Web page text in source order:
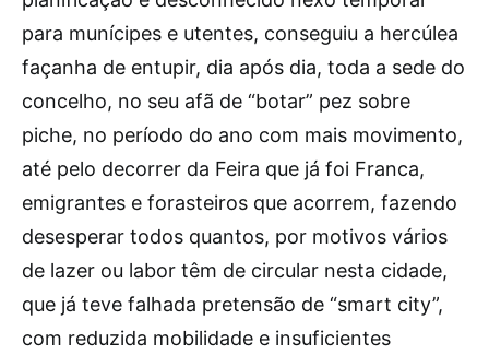
para munícipes e utentes, conseguiu a hercúlea
façanha de entupir, dia após dia, toda a sede do
concelho, no seu afã de “botar” pez sobre
piche, no período do ano com mais movimento,
até pelo decorrer da Feira que já foi Franca,
emigrantes e forasteiros que acorrem, fazendo
desesperar todos quantos, por motivos vários
de lazer ou labor têm de circular nesta cidade,
que já teve falhada pretensão de “smart city”,
com reduzida mobilidade e insuficientes